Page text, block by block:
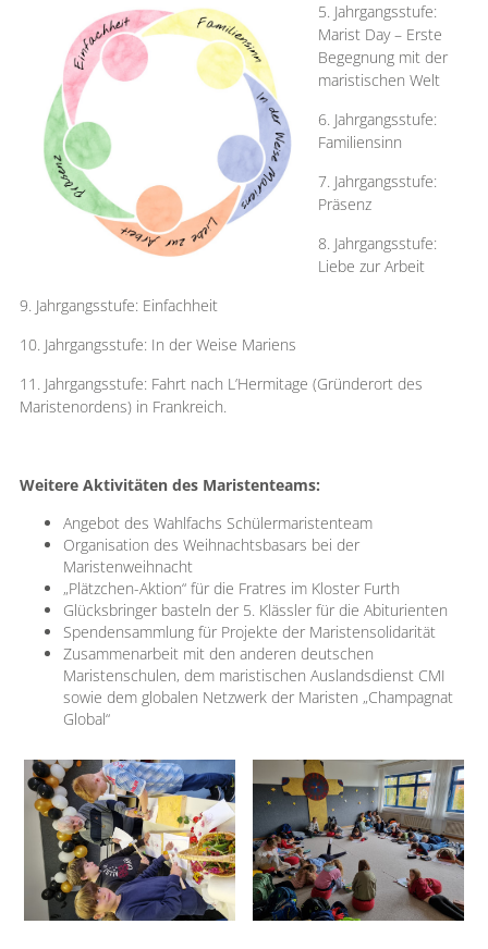
5. Jahrgangsstufe:
Marist Day – Erste
Begegnung mit der
maristischen Welt
6. Jahrgangsstufe:
Familiensinn
7. Jahrgangsstufe:
Präsenz
8. Jahrgangsstufe:
Liebe zur Arbeit
9. Jahrgangsstufe: Einfachheit
10. Jahrgangsstufe: In der Weise Mariens
11. Jahrgangsstufe: Fahrt nach L’Hermitage (Gründerort des
Maristenordens) in Frankreich.
Weitere Aktivitäten des Maristenteams:
Angebot des Wahlfachs Schülermaristenteam
Organisation des Weihnachtsbasars bei der
Maristenweihnacht
„Plätzchen-Aktion“ für die Fratres im Kloster Furth
Glücksbringer basteln der 5. Klässler für die Abiturienten
Spendensammlung für Projekte der Maristensolidarität
Zusammenarbeit mit den anderen deutschen
Maristenschulen, dem maristischen Auslandsdienst CMI
sowie dem globalen Netzwerk der Maristen „Champagnat
Global“